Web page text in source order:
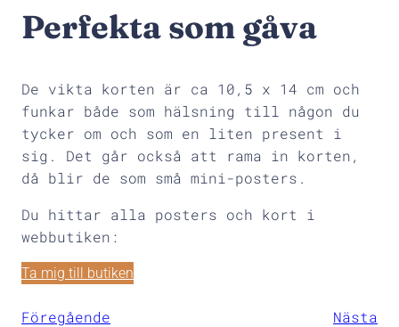
Perfekta som gåva
De vikta korten är ca 10,5 x 14 cm och
funkar både som hälsning till någon du
tycker om och som en liten present i
sig. Det går också att rama in korten,
då blir de som små mini-posters.
Du hittar alla posters och kort i
webbutiken:
Ta mig till butiken
Föregående Nästa